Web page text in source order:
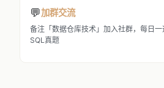
💬加群交流
备注「数据仓库技术」加入社群，每日一
SQL真题